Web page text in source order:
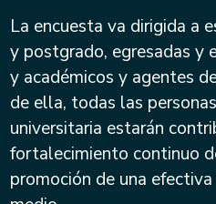
La encuesta va dirigida a
y postgrado, egresadas y
y académicos y agentes
de ella, todas las
universitaria estarán
fortalecimiento continuo
promoción de una